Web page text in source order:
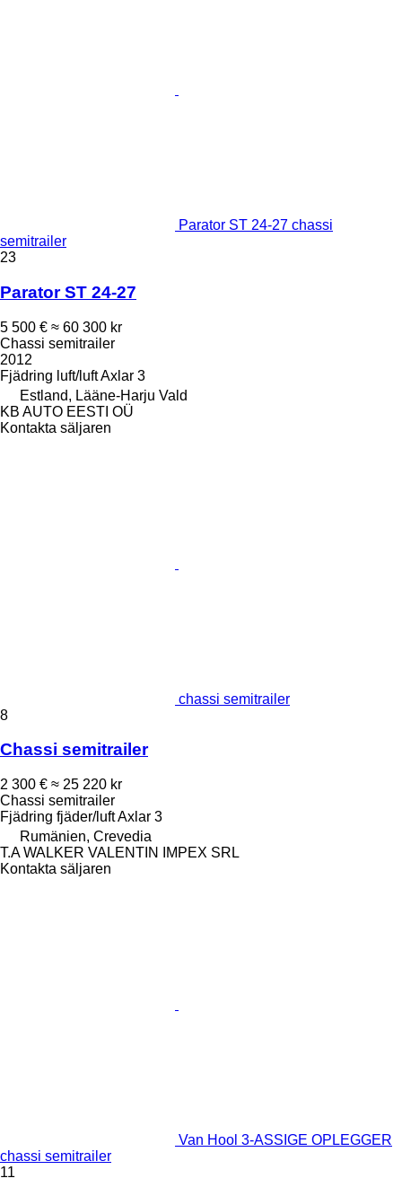
Parator ST 24-27 chassi
semitrailer
23
Parator ST 24-27
5 500 € ≈ 60 300 kr
Chassi semitrailer
2012
Fjädring luft/luftAxlar 3
Estland, Lääne-Harju Vald
KB AUTO EESTI OÜ
Kontakta säljaren
chassi semitrailer
8
Chassi semitrailer
2 300 € ≈ 25 220 kr
Chassi semitrailer
Fjädring fjäder/luftAxlar 3
Rumänien, Crevedia
T.A WALKER VALENTIN IMPEX SRL
Kontakta säljaren
Van Hool 3-ASSIGE OPLEGGER
chassi semitrailer
11